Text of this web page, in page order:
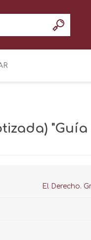
"Guía
El Derecho.